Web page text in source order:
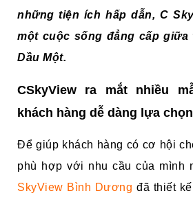
những tiện ích hấp dẫn, C
một cuộc sống đẳng cấp giữa
Dầu Một.
CSkyView ra mắt nhiều
khách hàng dễ dàng lựa
Để giúp khách hàng có cơ hội
phù hợp với nhu cầu của mình
SkyView Bình Dương đã thiết